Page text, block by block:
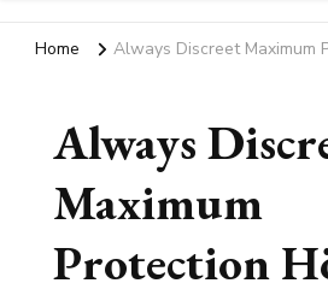
Home Always Discreet Maximum
Always
Maximum
Protection